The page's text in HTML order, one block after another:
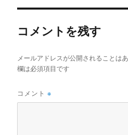
コメントを残す
メールアドレスが公開されることはあ
欄は必須項目です
コメント※